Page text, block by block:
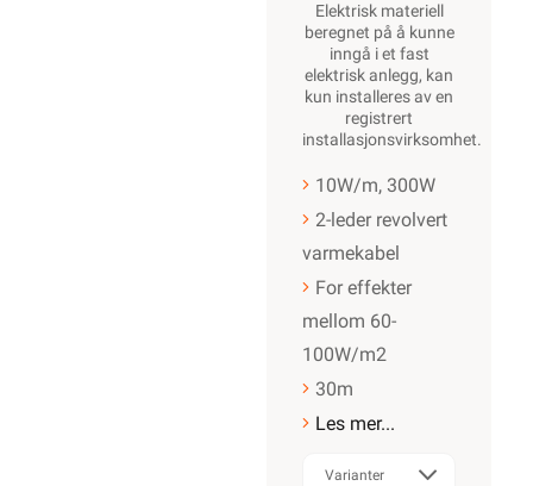
Elektrisk materiell
beregnet på å kunne
inngå i et fast
elektrisk anlegg, kan
kun installeres av en
registrert
installasjonsvirksomhet.
10W/m, 300W
2-leder revolvert
varmekabel
For effekter
mellom 60-
100W/m2
30m
Les mer...
Varianter